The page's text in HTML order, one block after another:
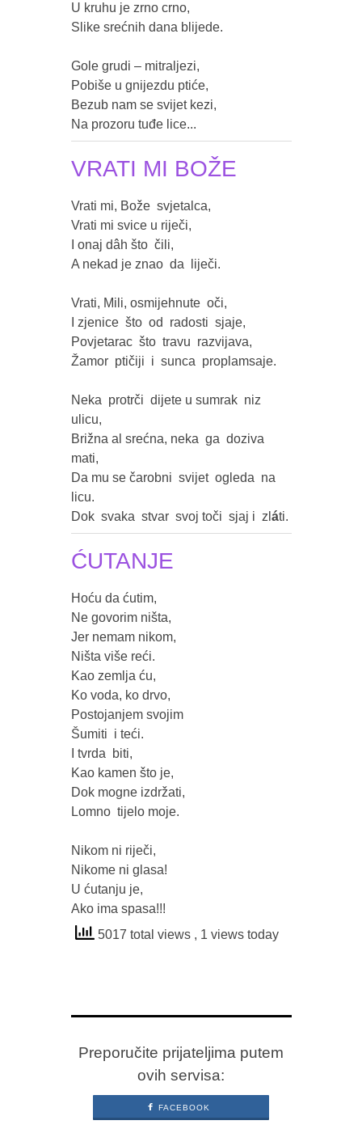
U kruhu je zrno crno,
Slike srećnih dana blijede.
Gole grudi – mitraljezi,
Pobiše u gnijezdu ptiće,
Bezub nam se svijet kezi,
Na prozoru tuđe lice...
VRATI MI BOŽE
Vrati mi, Bože  svjetalca,
Vrati mi svice u riječi,
I onaj dâh što  čili,
A nekad je znao  da  liječi.
Vrati, Mili, osmijehnute  oči,
I zjenice  što  od  radosti  sjaje,
Povjetarac  što  travu  razvijava,
Žamor  ptičiji  i  sunca  proplamsaje.
Neka  protrči  dijete u sumrak  niz
ulicu,
Brižna al srećna, neka  ga  doziva
mati,
Da mu se čarobni  svijet  ogleda  na
licu.
Dok  svaka  stvar  svoj toči  sjaj i  zl áti.
ĆUTANJE
Hoću da ćutim,
Ne govorim ništa,
Jer nemam nikom,
Ništa više reći.
Kao zemlja ću,
Ko voda, ko drvo,
Postojanjem svojim
Šumiti  i teći.
I tvrda  biti,
Kao kamen što je,
Dok mogne izdržati,
Lomno  tijelo moje.
Nikom ni riječi,
Nikome ni glasa!
U ćutanju je,
Ako ima spasa!!!
5017 total views , 1 views today
Preporučite prijateljima putem
ovih servisa:
FACEBOOK